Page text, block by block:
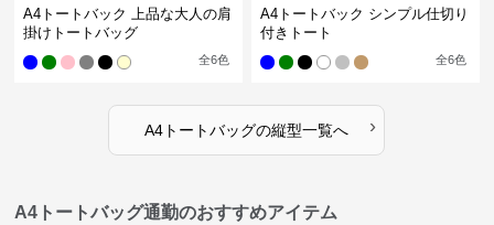
A4トートバック 上品な大人の肩
掛けトートバッグ
全6色
A4トートバック シンプル仕切り
付きトート
全6色
A4トートバッグの縦型一覧へ ›
A4トートバッグ通勤のおすすめアイテム